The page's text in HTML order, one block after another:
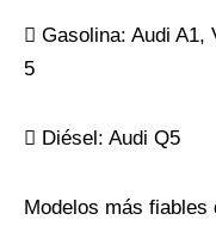
 Gasolina: Audi A1,
5
 Diésel: Audi Q5
Modelos más fiables